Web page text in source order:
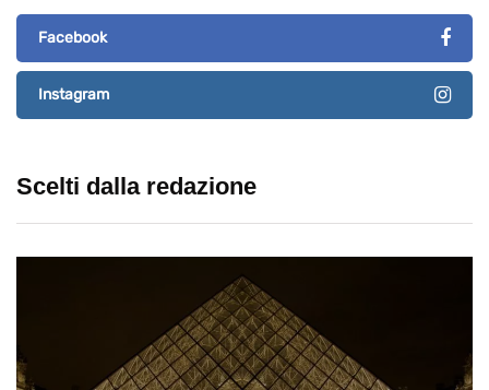
Facebook
Instagram
Scelti dalla redazione